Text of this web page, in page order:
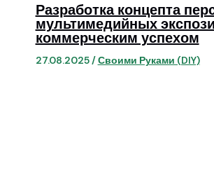
Разработка концепта
мультимедийных
коммерческим успехом
27.08.2025/Своими Руками (DIY)